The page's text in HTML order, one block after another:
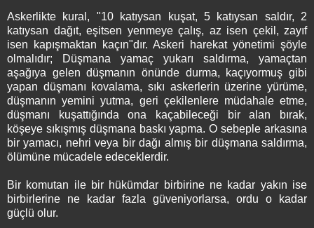
Askerlikte kural, "10 katıysan kuşat, 5 katıysan saldır, 2
katıysan dağıt, eşitsen yenmeye çalış, az isen çekil, zayıf
isen kapışmaktan kaçın"dır. Askeri harekat yönetimi şöyle
olmalıdır; Düşmana yamaç yukarı saldırma, yamaçtan
aşağıya gelen düşmanın önünde durma, kaçıyormuş gibi
yapan düşmanı kovalama, sıkı askerlerin üzerine yürüme,
düşmanın yemini yutma, geri çekilenlere müdahale etme,
düşmanı kuşattığında ona kaçabileceği bir alan bırak,
köşeye sıkışmış düşmana baskı yapma. O sebeple arkasına
bir yamacı, nehri veya bir dağı almış bir düşmana saldırma,
ölümüne mücadele edeceklerdir.
Bir komutan ile bir hükümdar birbirine ne kadar yakın ise
birbirlerine ne kadar fazla güveniyorlarsa, ordu o kadar
güçlü olur.